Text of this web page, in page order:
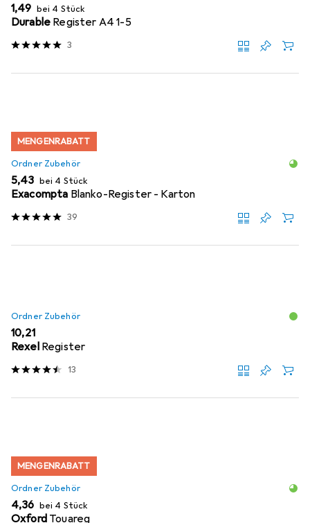
EUR
1,49 bei 4 Stück
Durable Register A4 1-5
3
MENGENRABATT
Ordner Zubehör
EUR
5,43 bei 4 Stück
Exacompta Blanko-Register - Karton
39
Ordner Zubehör
EUR
10,21
Rexel Register
13
MENGENRABATT
Ordner Zubehör
EUR
4,36 bei 4 Stück
Oxford Touareg